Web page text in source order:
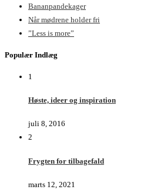
Bananpandekager
Når mødrene holder fri
”Less is more”
Populær Indlæg
1
Høste, ideer og inspiration
juli 8, 2016
2
Frygten for tilbagefald
marts 12, 2021